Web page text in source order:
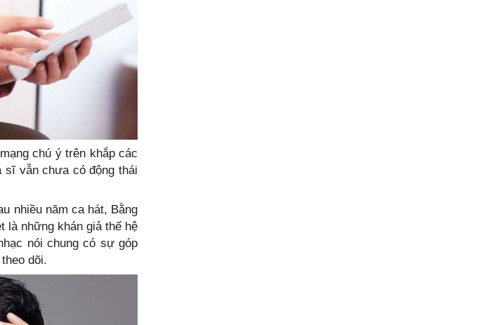
chú ý trên khắp các
sĩ vẫn chưa có động thái
nhiều năm ca hát, Bằng
là những khán giả thế hệ
nói chung có sự góp
dõi.